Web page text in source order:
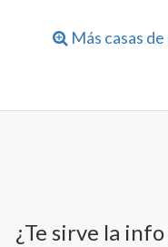
Más casas
¿Te sirve la